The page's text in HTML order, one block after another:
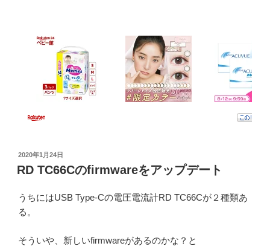
投
稿
日:
2020年1月24日
RD TC66Cのfirmwareをアップデート
うちにはUSB Type-Cの電圧電流計RD TC66Cが２種類あ
る。
そういや、新しいfirmwareがあるのかな？と